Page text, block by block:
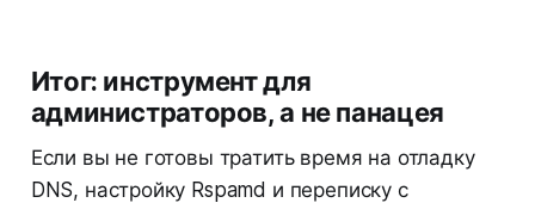
Итог: инструмент для
администраторов, а не панацея
Если вы не готовы тратить время на отладку
DNS, настройку Rspamd и переписку с